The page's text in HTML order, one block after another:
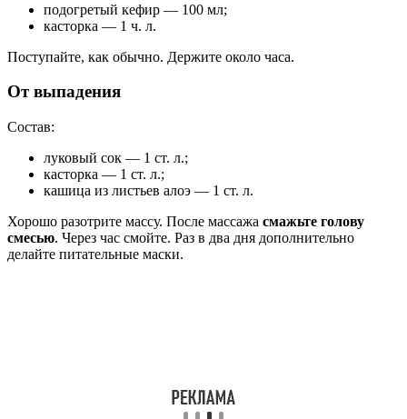
подогретый кефир — 100 мл;
касторка — 1 ч. л.
Поступайте, как обычно. Держите около часа.
От выпадения
Состав:
луковый сок — 1 ст. л.;
касторка — 1 ст. л.;
кашица из листьев алоэ — 1 ст. л.
Хорошо разотрите массу. После массажа смажьте голову
смесью. Через час смойте. Раз в два дня дополнительно
делайте питательные маски.